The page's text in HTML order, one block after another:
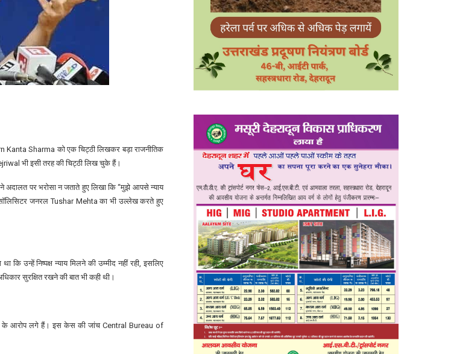
Kanta Sharma को एक चिट्ठी लिखकर बड़ा राजनीतिक
भी इसी तरह की चिट्ठी लिख चुके हैं।
अदालत पर भरोसा न जताते हुए लिखा कि “मुझे आपसे न्याय
सॉलिसिटर जनरल Tushar Mehta का भी उल्लेख करते हुए
उन्हें निष्पक्ष न्याय मिलने की उम्मीद नहीं रही, इसलिए
सुरक्षित रखने की बात भी कही थी।
के आरोप लगे हैं। इस केस की जांच Central Bureau of